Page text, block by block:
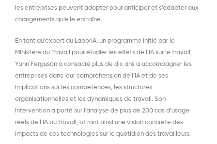
les entreprises peuvent adopter pour anticiper et s’adapter aux
changements qu’elle entraîne.
En tant qu’expert du LaborIA, un programme initié par le
Ministère du Travail pour étudier les effets de l’IA sur le travail,
Yann Ferguson a consacré plus de dix ans à accompagner les
entreprises dans leur compréhension de l’IA et de ses
implications sur les compétences, les structures
organisationnelles et les dynamiques de travail. Son
intervention a porté sur l’analyse de plus de 200 cas d’usage
réels de l’IA au travail, offrant ainsi une vision concrète des
impacts de ces technologies sur le quotidien des travailleurs.